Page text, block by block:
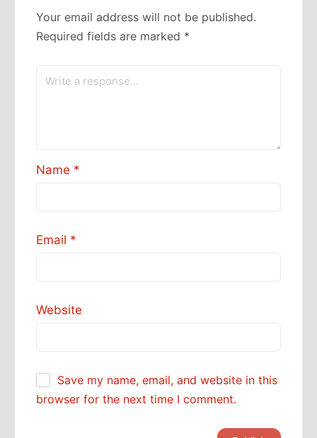
Your email address will not be published.
Required fields are marked *
Name *
Email *
Website
Save my name, email, and website in this
browser for the next time I comment.